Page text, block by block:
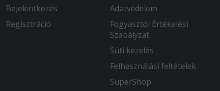
Bejelentkezés
Regisztráció
Adatvédelem
Fogyasztói Értékelési
Szabályzat
Süti kezelés
Felhasználási feltételek
SuperShop